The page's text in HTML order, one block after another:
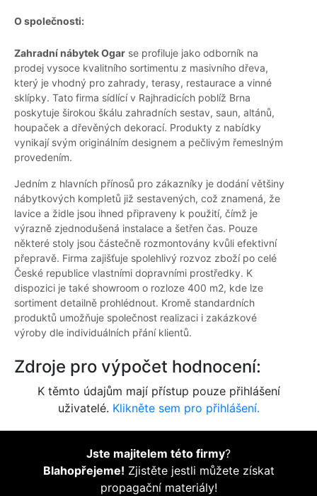
O společnosti:
Zahradní nábytek Ogar se profiluje jako odborník na
prodej vysoce kvalitního sortimentu z masivního dřeva,
který je vhodný pro zahrady, terasy, restaurace a vinné
sklípky. Tato firma sídlící v Rajhradicích poblíž Brna
poskytuje širokou škálu zahradních sestav, saun, altánů,
houpaček a dřevěných dekorací. Produkty z nabídky
vynikají svým originálním designem a pečlivým řemeslným
provedením.
Jedním z hlavních přínosů pro zákazníky je dodání většiny
nábytkových kompletů již sestavených, což znamená, že
lavice a židle jsou ihned připraveny k použití, čímž je
výrazně zjednodušená instalace a šetřen čas. Pouze
některé stoly jsou částečně rozmontovány kvůli efektivní
přepravě. Firma zajišťuje spolehlivý rozvoz zboží po celé
České republice vlastními dopravními prostředky. K
dispozici je také showroom o rozloze 400 m2, kde lze
sortiment detailně prohlédnout. Kromě standardních
produktů umožňuje společnost realizaci i zakázkové
výroby dle individuálních přání klientů.
Zdroje pro výpočet hodnocení:
K těmto údajům mají přístup pouze přihlášení
uživatelé. Klikněte sem pro přihlášení.
Jste majitelem této firmy?
Blahopřejeme! Zjistěte jestli můžete získat
propagační materiály!